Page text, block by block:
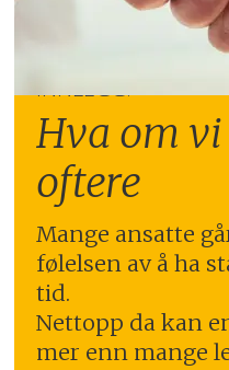
INNLEGG:
Hva om
oftere
Mange ansatte
følelsen av å ha
tid.
Nettopp da kan
mer enn mange